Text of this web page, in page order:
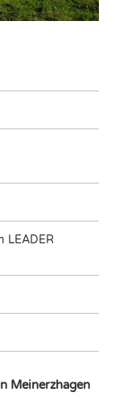
LEADER
Meinerzhagen